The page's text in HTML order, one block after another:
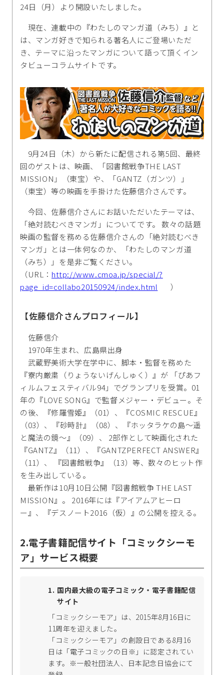
24日（月）より開設いたしました。
現在、連載中の『わたしのマンガ道（みち）』と
は、マンガ好きで知られる著名人にご登場いただ
き、テーマに沿ったマンガについて語って頂くイン
タビューコラムサイトです。
9月24日（木）から新たに配信される第5回、最終
回のゲストは、映画、「図書館戦争THE LAST
MISSION」（東宝）や、「GANTZ（ガンツ）」
（東宝）等の映画を手掛けた佐藤信介さんです。
今回、佐藤信介さんにお話いただいたテーマは、
「絶対読むべきマンガ」についてです。 数々の話題
映画の監督を務める佐藤信介さんの「絶対読むべき
マンガ」とは一体何なのか、「わたしのマンガ道
（みち）」を是非ご覧ください。
（URL： http://www.cmoa.jp/special/?
page_id=collabo20150924/index.html
）
【佐藤信介さんプロフィール】
佐藤信介
1970年生まれ、広島県出身
武蔵野美術大学在学中に、脚本・監督を務めた
『寮内厳粛（りょうないげんしゅく）』が 「ぴあフ
ィルムフェスティバル94」でグランプリを受賞。01
年の『LOVE SONG』で監督メジャー・デビュー。そ
の後、『修羅雪姫』（01）、『COSMIC RESCUE』
（03）、『砂時計』（08）、『ホッタラケの島～遥
と魔法の鏡～』（09）、 2部作として映画化された
『GANTZ』（11）、『GANTZPERFECT ANSWER』
（11）、 『図書館戦争』（13）等、数々のヒット作
を生み出している。
最新作は10月10日公開『図書館戦争 THE LAST
MISSION』。 2016年には『アイアムアヒーロ
ー』、『デスノート2016（仮）』の公開を控える。
2.電子書籍配信サイト「コミックシーモ
ア」サービス概要
国内最大級の電子コミック・電子書籍配信
サイト
「コミックシーモア」は、 2015年8月16日に
11周年を迎えました。
「コミックシーモア」の創設日である8月16
日は「電子コミックの日※」に認定されてい
ます。※一般社団法人、日本記念日協会にて